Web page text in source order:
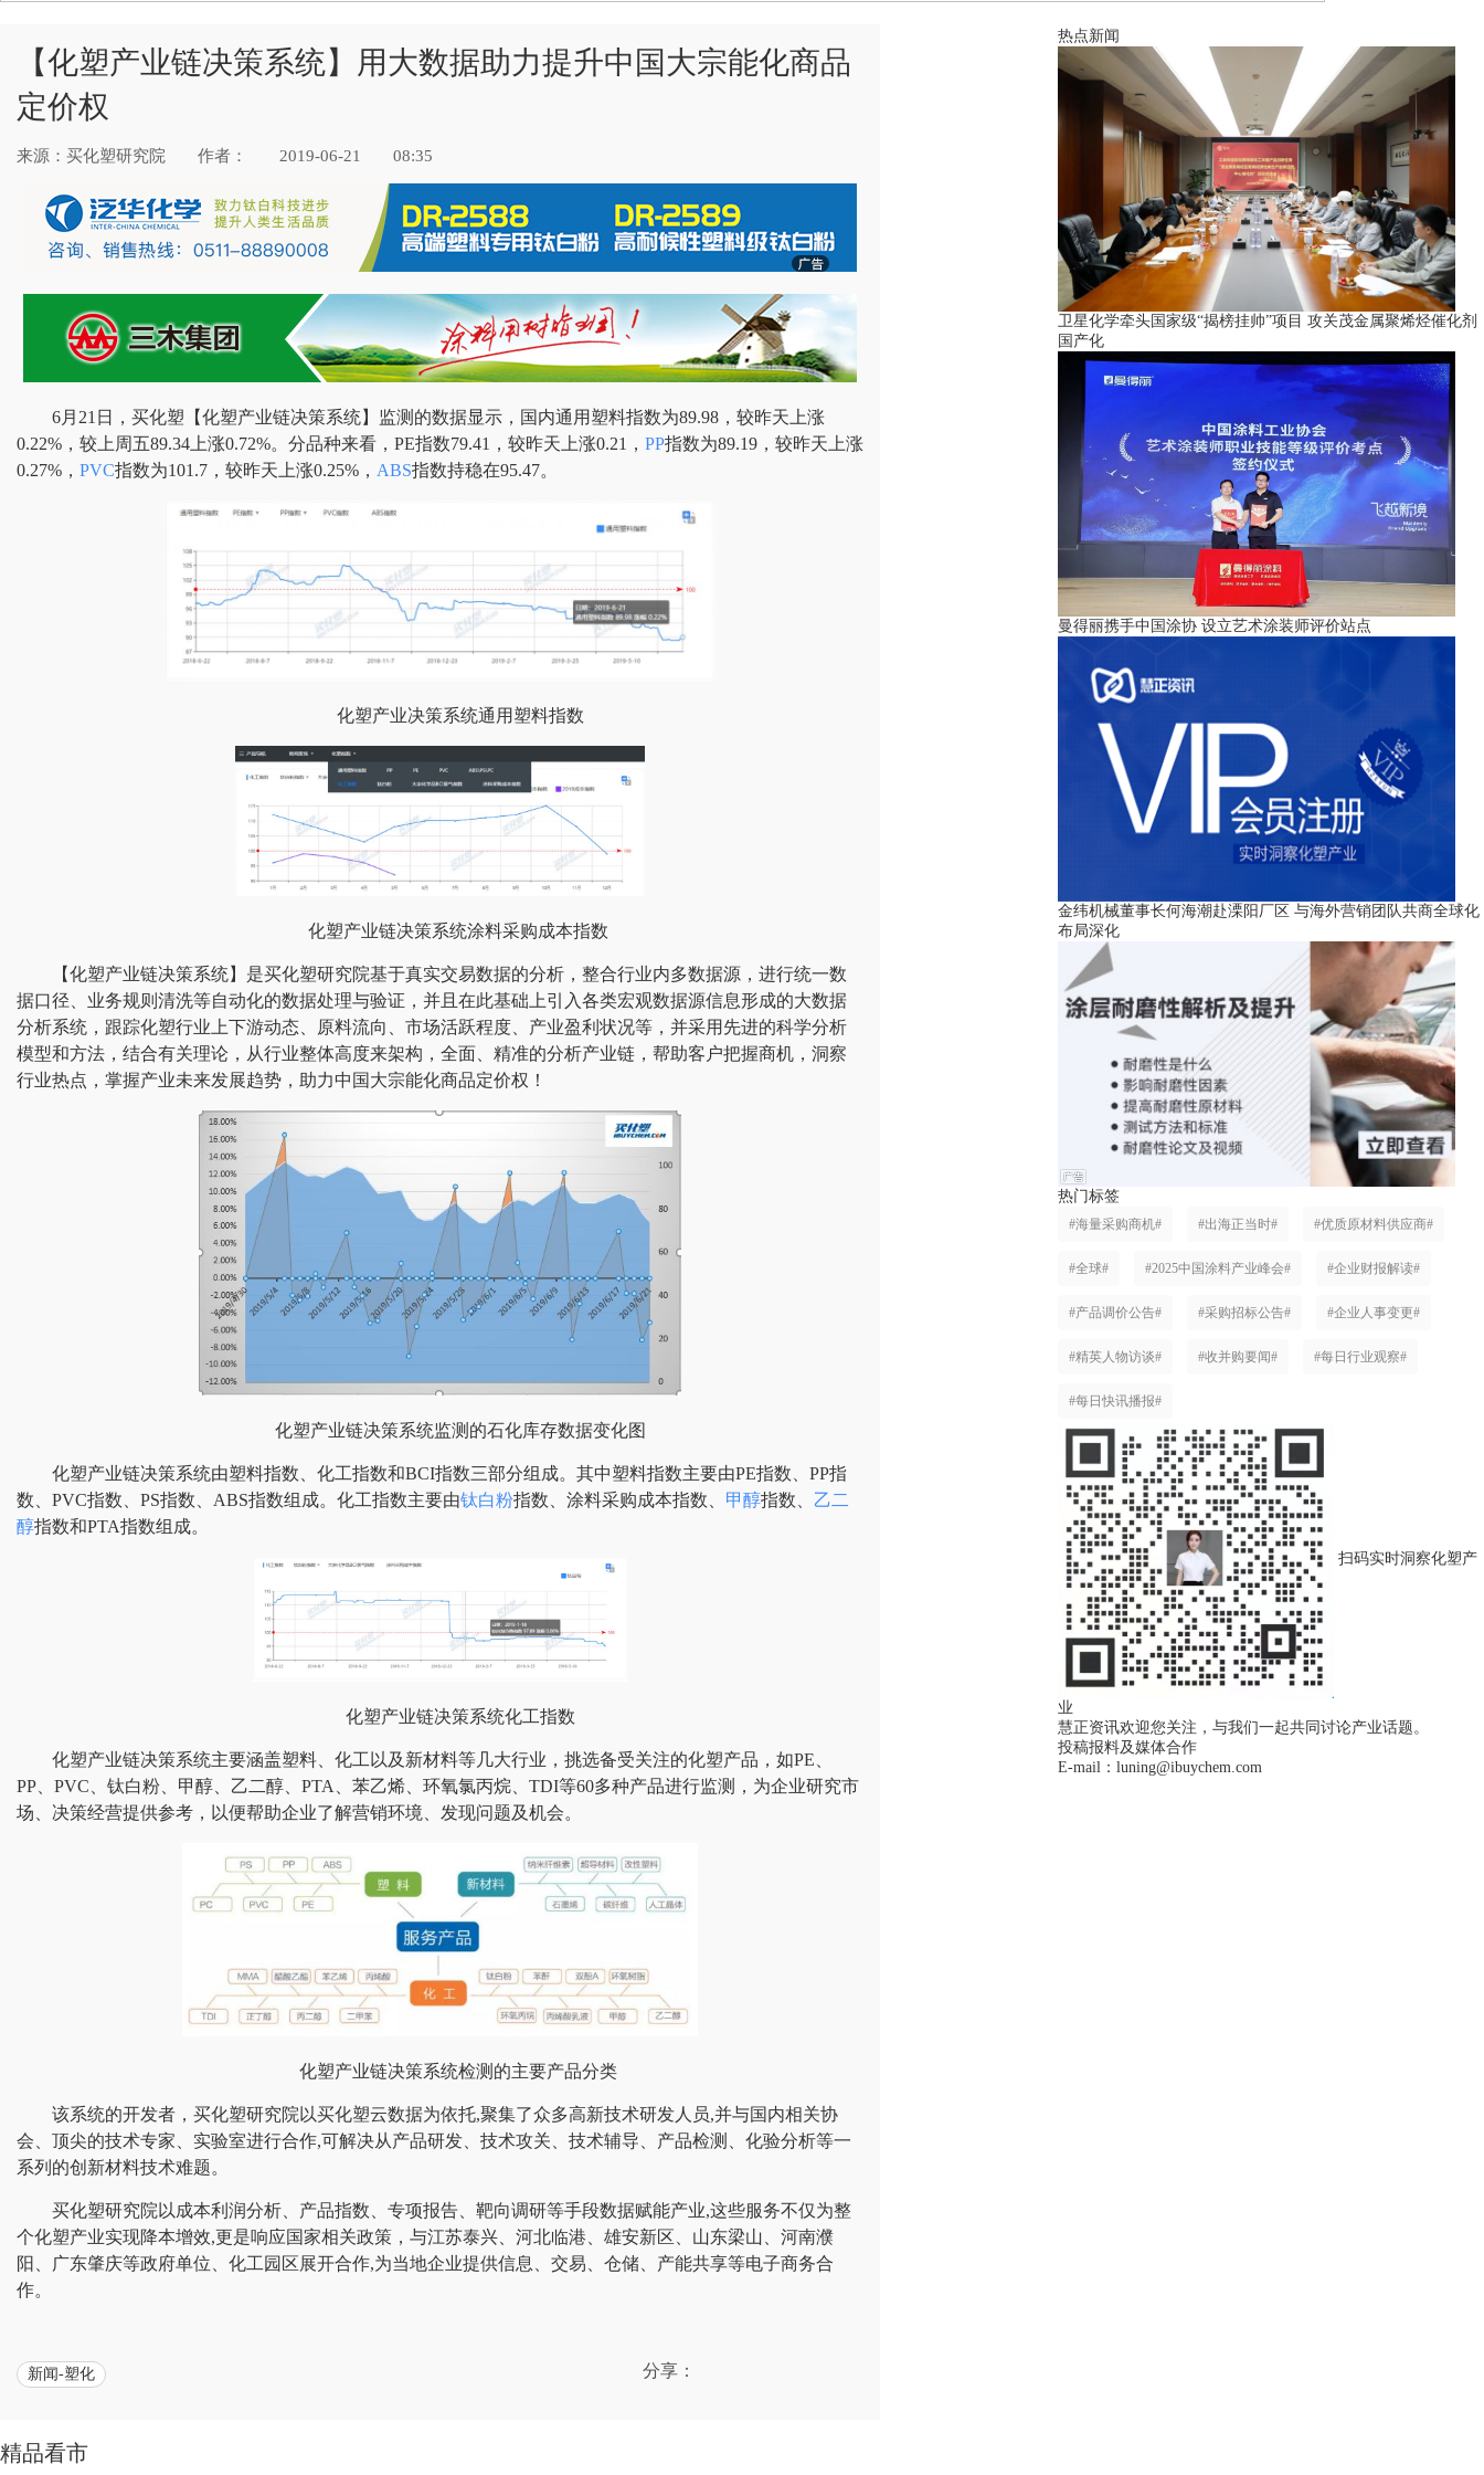
【化塑产业链决策系统】用大数据助力提升中国大宗能化商品
定价权
来源：买化塑研究院 作者： 2019-06-21 08:35
6月21日，买化塑【化塑产业链决策系统】监测的数据显示，国内通用塑料指数为89.98，较昨天上涨
0.22%，较上周五89.34上涨0.72%。分品种来看，PE指数79.41，较昨天上涨0.21， PP指数为89.19，较昨天上涨
0.27%， PVC指数为101.7，较昨天上涨0.25%， ABS指数持稳在95.47。
化塑产业决策系统通用塑料指数
化塑产业链决策系统涂料采购成本指数
【化塑产业链决策系统】是买化塑研究院基于真实交易数据的分析，整合行业内多数据源，进行统一数
据口径、业务规则清洗等自动化的数据处理与验证，并且在此基础上引入各类宏观数据源信息形成的大数据
分析系统，跟踪化塑行业上下游动态、原料流向、市场活跃程度、产业盈利状况等，并采用先进的科学分析
模型和方法，结合有关理论，从行业整体高度来架构，全面、精准的分析产业链，帮助客户把握商机，洞察
行业热点，掌握产业未来发展趋势，助力中国大宗能化商品定价权！
化塑产业链决策系统监测的石化库存数据变化图
化塑产业链决策系统由塑料指数、化工指数和BCI指数三部分组成。其中塑料指数主要由PE指数、PP指
数、PVC指数、PS指数、ABS指数组成。化工指数主要由钛白粉指数、涂料采购成本指数、 甲醇指数、 乙二
醇指数和PTA指数组成。
化塑产业链决策系统化工指数
化塑产业链决策系统主要涵盖塑料、化工以及新材料等几大行业，挑选备受关注的化塑产品，如PE、
PP、PVC、钛白粉、甲醇、乙二醇、PTA、苯乙烯、环氧氯丙烷、TDI等60多种产品进行监测，为企业研究市
场、决策经营提供参考，以便帮助企业了解营销环境、发现问题及机会。
化塑产业链决策系统检测的主要产品分类
该系统的开发者，买化塑研究院以买化塑云数据为依托,聚集了众多高新技术研发人员,并与国内相关协
会、顶尖的技术专家、实验室进行合作,可解决从产品研发、技术攻关、技术辅导、产品检测、化验分析等一
系列的创新材料技术难题。
买化塑研究院以成本利润分析、产品指数、专项报告、靶向调研等手段数据赋能产业,这些服务不仅为整
个化塑产业实现降本增效,更是响应国家相关政策，与江苏泰兴、河北临港、雄安新区、山东梁山、河南濮
阳、广东肇庆等政府单位、化工园区展开合作,为当地企业提供信息、交易、仓储、产能共享等电子商务合
作。
新闻-塑化 分享：
精品看市
热点新闻
卫星化学牵头国家级“揭榜挂帅”项目 攻关茂金属聚烯烃催化剂
国产化
曼得丽携手中国涂协 设立艺术涂装师评价站点
金纬机械董事长何海潮赴溧阳厂区 与海外营销团队共商全球化
布局深化
热门标签
#海量采购商机# #出海正当时# #优质原材料供应商#
#全球# #2025中国涂料产业峰会# #企业财报解读#
#产品调价公告# #采购招标公告# #企业人事变更#
#精英人物访谈# #收并购要闻# #每日行业观察#
#每日快讯播报#
扫码实时洞察化塑产
业
慧正资讯欢迎您关注，与我们一起共同讨论产业话题。
投稿报料及媒体合作
E-mail：luning@ibuychem.com